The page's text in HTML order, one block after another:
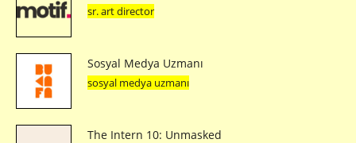
sr. art director
Sosyal Medya Uzmanı
sosyal medya uzmanı
The Intern 10: Unmasked